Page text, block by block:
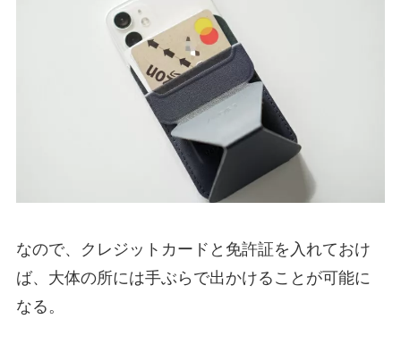
なので、クレジットカードと免許証を入れておけ
ば、大体の所には手ぶらで出かけることが可能に
なる。